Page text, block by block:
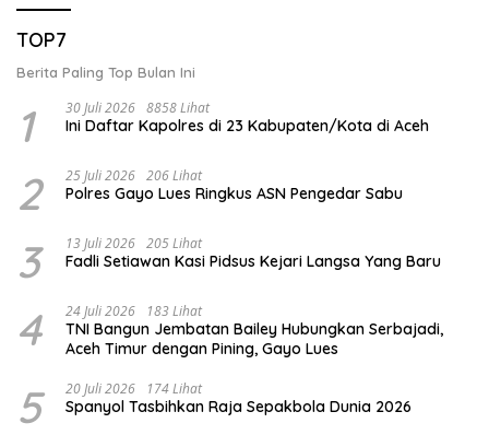
TOP7
Berita Paling Top Bulan Ini
1 30 Juli 2026 8858 Lihat
Ini Daftar Kapolres di 23 Kabupaten/Kota di Aceh
2 25 Juli 2026 206 Lihat
Polres Gayo Lues Ringkus ASN Pengedar Sabu
3 13 Juli 2026 205 Lihat
Fadli Setiawan Kasi Pidsus Kejari Langsa Yang Baru
4 24 Juli 2026 183 Lihat
TNI Bangun Jembatan Bailey Hubungkan Serbajadi,
Aceh Timur dengan Pining, Gayo Lues
5 20 Juli 2026 174 Lihat
Spanyol Tasbihkan Raja Sepakbola Dunia 2026